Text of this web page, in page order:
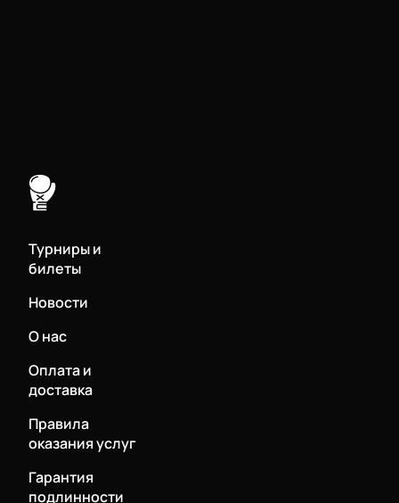
Турниры и
билеты
Новости
О нас
Оплата и
доставка
Правила
оказания услуг
Гарантия
подлинности